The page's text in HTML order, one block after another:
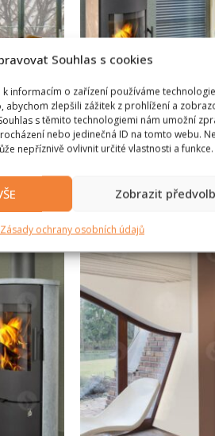
Souhlas s cookies
informacím o zařízení používáme
abychom zlepšili zážitek z prohlížení a
s těmito technologiemi nám umožní
nebo jedinečná ID na tomto webu.
nepříznivě ovlivnit určité vlastnosti a funkce.
Zobrazit
Zásady ochrany osobních údajů
Romotop EVORA 07